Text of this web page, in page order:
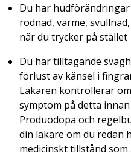
Du har
rodnad, värme,
när du trycker på stället
Du har tilltagande
förlust av känsel i
Läkaren kontrollerar
symptom på detta
Produodopa och
din läkare om du redan
medicinskt tillstånd